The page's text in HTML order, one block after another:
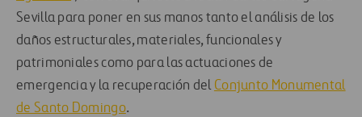
Sevilla para poner en sus manos tanto el análisis de los
daños estructurales, materiales, funcionales y
patrimoniales como para las actuaciones de
emergencia y la recuperación del Conjunto Monumental
de Santo Domingo.